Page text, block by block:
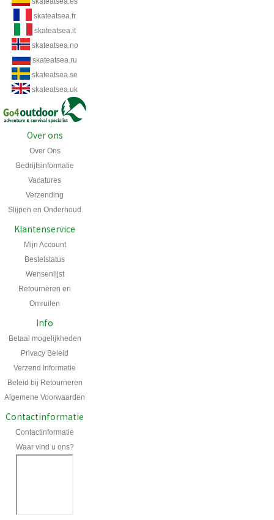
skateatsea.fr
skateatsea.it
skateatsea.no
skateatsea.ru
skateatsea.se
skateatsea.uk
Over ons
Over Ons
Bedrijfsinformatie
Vacatures
Verzending
Slijpen en Onderhoud
Klantenservice
Mijn Account
Bestelstatus
Wensenlijst
Retourneren en
Omruilen
Info
Betaal mogelijkheden
Privacy Beleid
Verzend Informatie
Beleid bij Retourneren
Algemene Voorwaarden
Contactinformatie
Contactinformatie
Waar vind u ons?